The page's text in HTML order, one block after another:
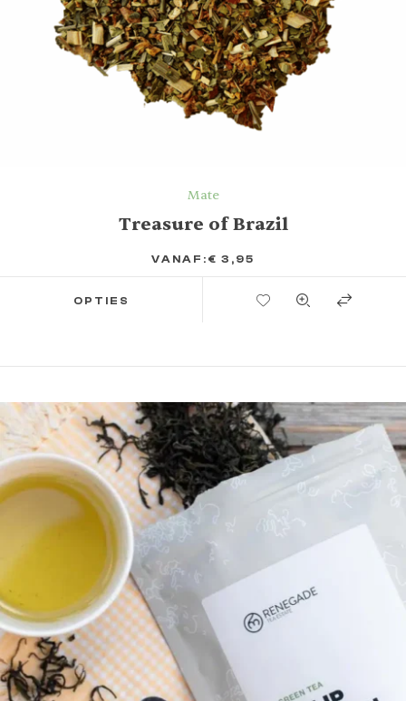
Mate
Treasure of Brazil
VANAF: € 3,95
OPTIES